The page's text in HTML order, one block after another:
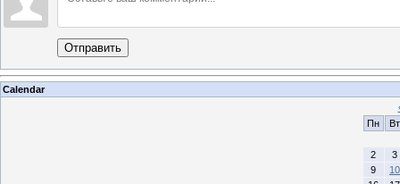
Отправить
Calendar
Пн
Вт
2
3
9
10